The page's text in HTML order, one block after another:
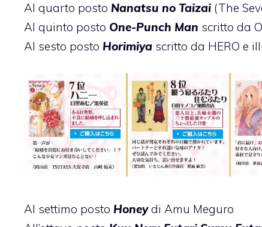
Al quarto posto Nanatsu no Taizai (The
Al quinto posto One-Punch Man scritto da
Al sesto posto Horimiya scritto da HERO e
Al settimo posto Honey di Amu Meguro